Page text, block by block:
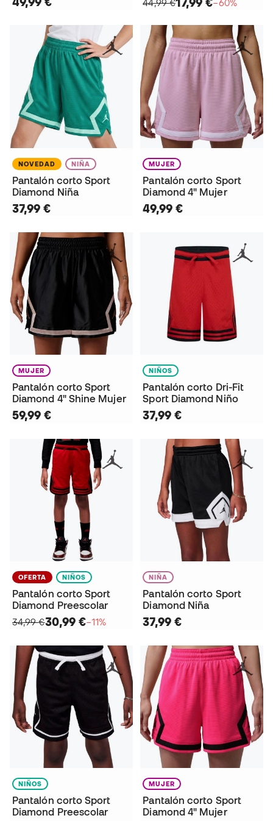
44,99 € −60%
NOVEDAD NIÑA
Pantalón corto Sport
Diamond Niña
37,99 €
MUJER
Pantalón corto Sport
Diamond 4" Mujer
49,99 €
MUJER
Pantalón corto Sport
Diamond 4" Shine Mujer
59,99 €
NIÑOS
Pantalón corto Dri-Fit
Sport Diamond Niño
37,99 €
OFERTA NIÑOS
Pantalón corto Sport
Diamond Preescolar
34,99 €30,99 €−11%
NIÑA
Pantalón corto Sport
Diamond Niña
37,99 €
NIÑOS
Pantalón corto Sport
Diamond Preescolar
MUJER
Pantalón corto Sport
Diamond 4" Mujer